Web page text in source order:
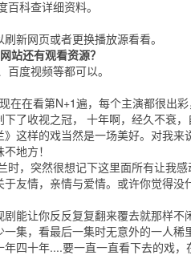
百科查详细资料。
新网页或者更换播放源看看。
站还有观看资源？
百度视频等都可以。
在在看第N+1遍，每个主演都很出
了收视之冠， 十年啊，经久不衰
这样的戏当然是一场美好。对我
地方！
时，突然很想记下这里面所有让我
友情，亲情与爱情。或许你觉得
能让你反反复复翻来覆去就那样
集，看最后一集时无意外的一人
四十年....要一直一直看下去的戏，